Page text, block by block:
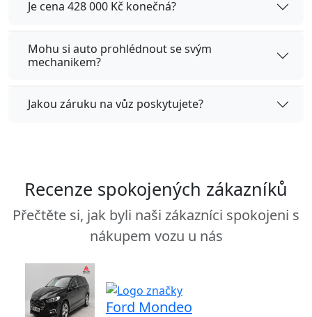
Je cena 428 000 Kč konečná?
Mohu si auto prohlédnout se svým
mechanikem?
Jakou záruku na vůz poskytujete?
Recenze spokojených zákazníků
Přečtěte si, jak byli naši zákazníci spokojeni s
nákupem vozu u nás
Ford Mondeo